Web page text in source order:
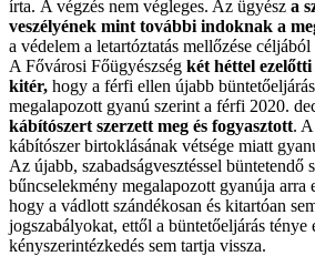
írta. A végzés nem végleges. Az ügyész a
veszélyének mint további indoknak a
a védelem a letartóztatás mellőzése
A Fővárosi Főügyészség két héttel
kitér, hogy a férfi ellen újabb
megalapozott gyanú szerint a férfi 2020.
kábítószert szerzett meg és fogyasztott.
kábítószer birtoklásának vétsége miatt
Az újabb, szabadságvesztéssel büntetendő
bűncselekmény megalapozott gyanúja arra
hogy a vádlott szándékosan és kitartóan
jogszabályokat, ettől a büntetőeljárás ténye
kényszerintézkedés sem tartja vissza.